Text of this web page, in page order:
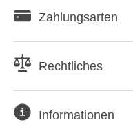
Zahlungsarten
Rechtliches
Informationen